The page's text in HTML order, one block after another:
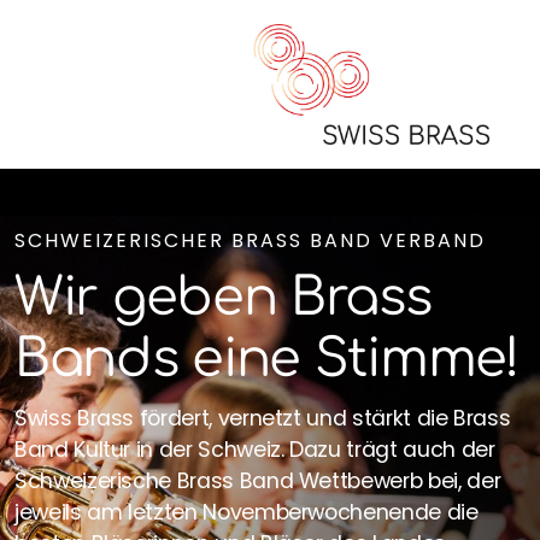
SCHWEIZERISCHER BRASS BAND VERBAND
Wir geben Brass
Bands eine Stimme!
Swiss Brass fördert, vernetzt und stärkt die Brass
Band Kultur in der Schweiz. Dazu trägt auch der
Schweizerische Brass Band Wettbewerb bei, der
jeweils am letzten Novemberwochenende die
Resultate
Videos
SSQW 2026
Geschichte